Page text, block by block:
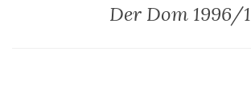
Der Dom 1996/1